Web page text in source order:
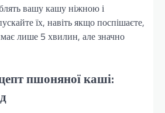
вашу кашу ніжною і
їх, навіть якщо поспішаєте,
лише 5 хвилин, але значно
пшоняної каші: